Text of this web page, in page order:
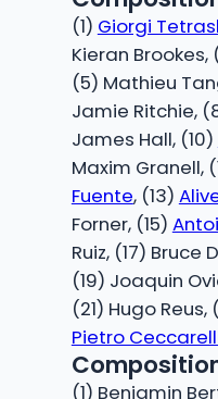
(1) Giorgi
Kieran Brookes,
(5) Mathieu
Jamie Ritchie,
James Hall, (10)
Maxim Granell,
Fuente, (13)
Forner, (15)
Ruiz, (17) Bruce
(19) Joaquin
(21) Hugo
Pietro
(1) Benjamin